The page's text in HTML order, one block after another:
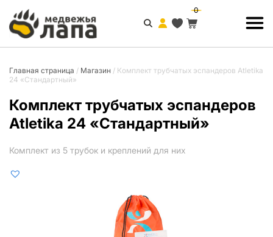
0
Главная страница / Магазин / Комплект трубчатых эспандеров Atletika
24 «Стандартный»
Комплект трубчатых эспандеров
Atletika 24 «Стандартный»
Комплект из 5 трубок и креплений для них